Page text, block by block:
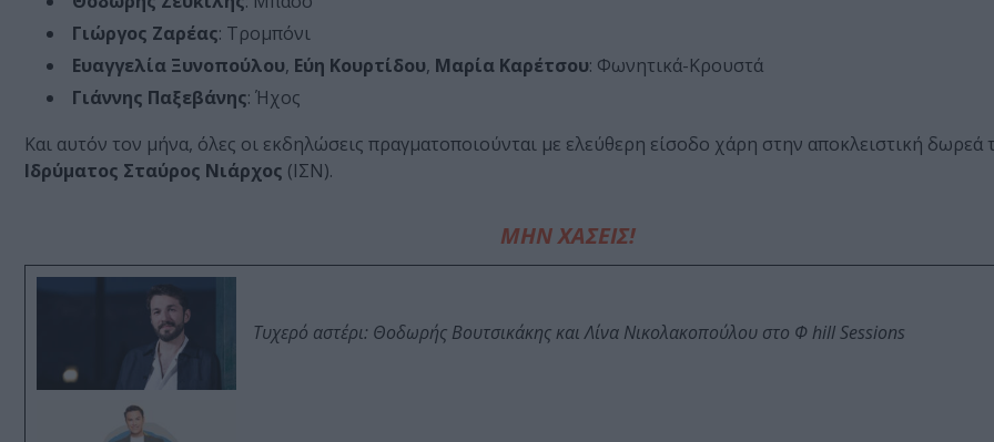
Γιώργος Ζαρέας: Τρομπόνι
Ευαγγελία Ξυνοπούλου, Εύη Κουρτίδου, Μαρία Καρέτσου: Φωνητικά-Κρουστά
Γιάννης Παξεβάνης: Ήχος
Και αυτόν τον μήνα, όλες οι εκδηλώσεις πραγματοποιούνται με ελεύθερη είσοδο χάρη στην αποκλειστική δωρεά
Ιδρύματος Σταύρος Νιάρχος (ΙΣΝ).
ΜΗΝ ΧΑΣΕΙΣ!
Τυχερό αστέρι: Θοδωρής Βουτσικάκης και Λίνα Νικολακοπούλου στο Φ hill Sessions